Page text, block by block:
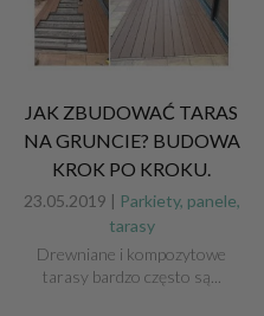
JAK ZBUDOWAĆ TARAS
NA GRUNCIE? BUDOWA
KROK PO KROKU.
23.05.2019 | Parkiety, panele,
tarasy
Drewniane i kompozytowe
tarasy bardzo często są...